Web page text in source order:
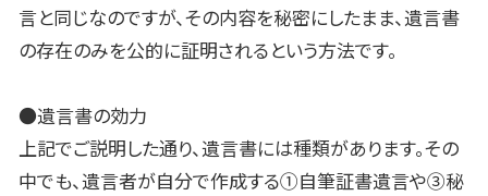
言と同じなのですが、その内容を秘密にしたまま、遺言書
の存在のみを公的に証明されるという方法です。
●遺言書の効力
上記でご説明した通り、遺言書には種類があります。その
中でも、遺言者が自分で作成する①自筆証書遺言や③秘